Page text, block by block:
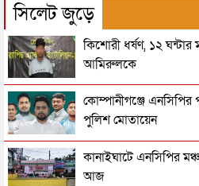
সিলেট জুড়ে
কিশোরী ধর্ষণ, ১২
আমিরুলকে
কোম্পানীগঞ্জে এনসিপির
পুলিশ মোতায়েন
কানাইঘাটে এনসিপির
আজ